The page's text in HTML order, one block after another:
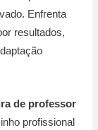
Enfrenta
resultados,
de professor
profissional